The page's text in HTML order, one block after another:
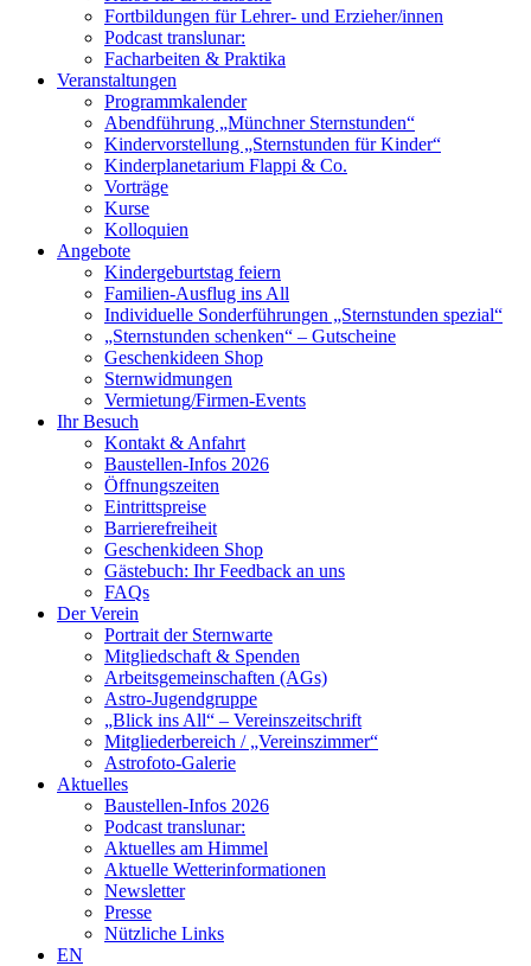
Fortbildungen für Lehrer- und Erzieher/innen
Podcast translunar:
Facharbeiten & Praktika
Veranstaltungen
Programmkalender
Abendführung „Münchner Sternstunden“
Kindervorstellung „Sternstunden für Kinder“
Kinderplanetarium Flappi & Co.
Vorträge
Kurse
Kolloquien
Angebote
Kindergeburtstag feiern
Familien-Ausflug ins All
Individuelle Sonderführungen „Sternstunden spezial“
„Sternstunden schenken“ – Gutscheine
Geschenkideen Shop
Sternwidmungen
Vermietung/Firmen-Events
Ihr Besuch
Kontakt & Anfahrt
Baustellen-Infos 2026
Öffnungszeiten
Eintrittspreise
Barrierefreiheit
Geschenkideen Shop
Gästebuch: Ihr Feedback an uns
FAQs
Der Verein
Portrait der Sternwarte
Mitgliedschaft & Spenden
Arbeitsgemeinschaften (AGs)
Astro-Jugendgruppe
„Blick ins All“ – Vereinszeitschrift
Mitgliederbereich / „Vereinszimmer“
Astrofoto-Galerie
Aktuelles
Baustellen-Infos 2026
Podcast translunar:
Aktuelles am Himmel
Aktuelle Wetterinformationen
Newsletter
Presse
Nützliche Links
EN